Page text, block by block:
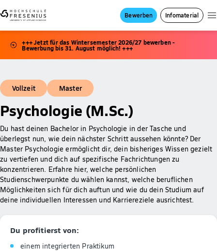
Bewerben Infomaterial
+++ Jetzt für das Wintersemester 2026/27 bewerben -
Bewerbung bis 31. August möglich! +++
Vollzeit Master
Psychologie (M.Sc.)
Du hast deinen Bachelor in Psychologie in der Tasche und
überlegst nun, wie dein nächster Schritt aussehen könnte? Der
Master Psychologie ermöglicht dir, dein bisheriges Wissen gezielt
zu vertiefen und dich auf spezifische Fachrichtungen zu
konzentrieren. Erfahre hier, welche persönlichen
Studienschwerpunkte du wählen kannst, welche beruflichen
Möglichkeiten sich für dich auftun und wie du dein Studium auf
deine individuellen Interessen und Karriereziele ausrichtest.
Du profitierst von:
einem integrierten Praktikum